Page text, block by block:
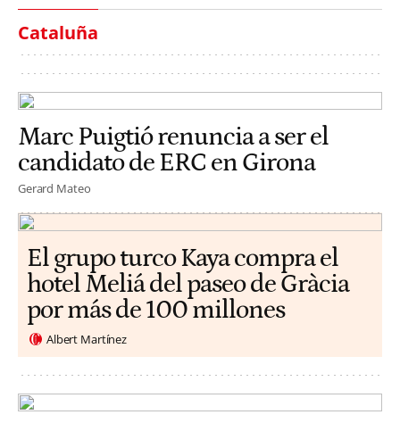
Cataluña
Marc Puigtió renuncia a ser el
candidato de ERC en Girona
Gerard Mateo
El grupo turco Kaya compra el
hotel Meliá del paseo de Gràcia
por más de 100 millones
Albert Martínez